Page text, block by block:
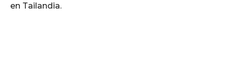
en Tailandia.